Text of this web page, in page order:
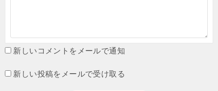
新しいコメントをメールで通知
新しい投稿をメールで受け取る